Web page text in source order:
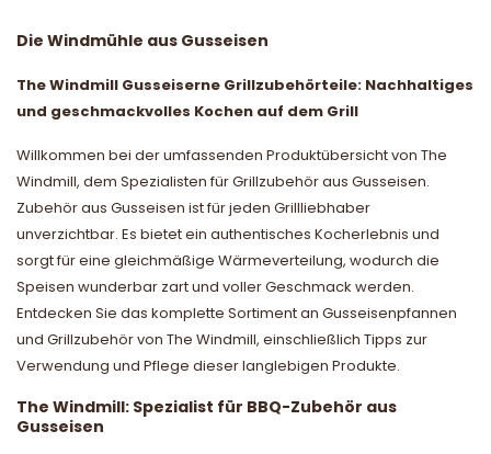
Die Windmühle aus Gusseisen
The Windmill Gusseiserne Grillzubehörteile: Nachhaltiges
und geschmackvolles Kochen auf dem Grill
Willkommen bei der umfassenden Produktübersicht von The
Windmill, dem Spezialisten für Grillzubehör aus Gusseisen.
Zubehör aus Gusseisen ist für jeden Grillliebhaber
unverzichtbar. Es bietet ein authentisches Kocherlebnis und
sorgt für eine gleichmäßige Wärmeverteilung, wodurch die
Speisen wunderbar zart und voller Geschmack werden.
Entdecken Sie das komplette Sortiment an Gusseisenpfannen
und Grillzubehör von The Windmill, einschließlich Tipps zur
Verwendung und Pflege dieser langlebigen Produkte.
The Windmill: Spezialist für BBQ-Zubehör aus
Gusseisen